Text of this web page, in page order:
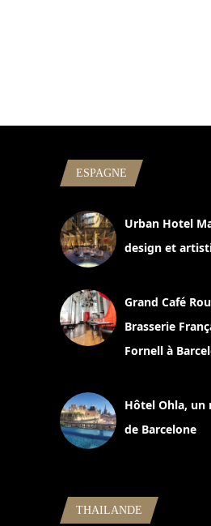
ESPAGNE
Urban Hotel
design et
Grand Café
Brasserie
Fornell à
Hôtel Ohla, un
de Barcelone
THAILANDE